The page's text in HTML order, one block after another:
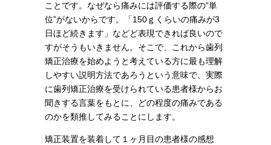
ことです。なぜなら痛みには評価する際の”単
位”がないからです。「150ｇくらいの痛みが3
日ほど続きます」などど表現できれば良いので
すがそうもいきません。そこで、これから歯列
矯正治療を始めようと考えている方に最も理解
しやすい説明方法であろうという意味で、実際
に歯列矯正治療を受けられている患者様からお
聞きする言葉をもとに、どの程度の痛みである
のかを類推してみることにします。
矯正装置を装着して１ヶ月目の患者様の感想